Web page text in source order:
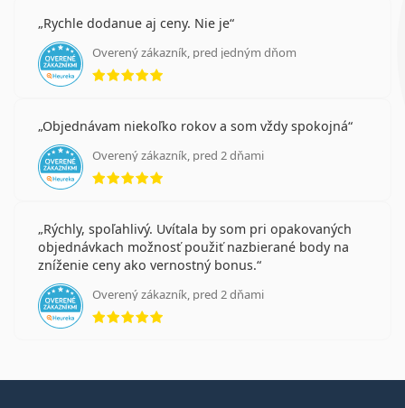
Rychle dodanue aj ceny. Nie je
Overený zákazník, pred jedným dňom
hodnotenie 5 z 5
Objednávam niekoľko rokov a som vždy spokojná
Overený zákazník, pred 2 dňami
hodnotenie 5 z 5
Rýchly, spoľahlivý. Uvítala by som pri opakovaných
objednávkach možnosť použiť nazbierané body na
zníženie ceny ako vernostný bonus.
Overený zákazník, pred 2 dňami
hodnotenie 5 z 5